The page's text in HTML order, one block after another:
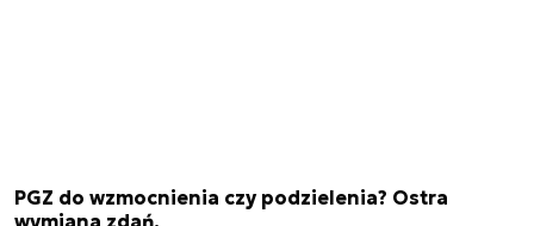
PGZ do wzmocnienia czy podzielenia? Ostra
wymiana zdań.